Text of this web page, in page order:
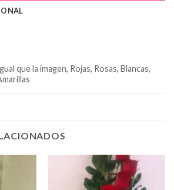
que la imagen, Rojas, Rosas, Blancas,